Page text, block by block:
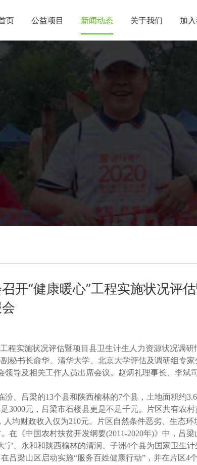
页 公益项目 新闻动态 关于我们 加
开“健康暖心”工程实施状况评
工程实施状况评估暨项目县卫生计生人力资源状况调
秘书长俞华、清华大学、北京大学评估及调研组专
领导及相关工作人员出席会议。赵炳礼理事长、李斌
汾、吕梁的13个县和陕西榆林的7个县，土地面积约
3000元，吕梁市石楼县更是不足千元。片区共有农
人均财政收入仅为210元。片区自然条件恶劣、生态
在《中国农村扶贫开发纲要(2011-2020年)》中，吕
、永和和陕西榆林的清涧、子洲4个县为国家卫生计
吕梁山区启动实施“服务百姓健康行动”，并在片区4